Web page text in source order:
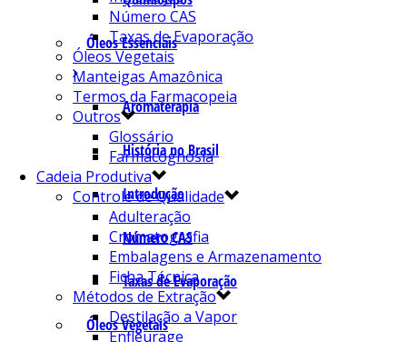
Óleos Essenciais
Aromaterapia
História no Brasil
Introdução
Número CAS
Taxas de Evaporação
Óleos Vegetais
Número CAS
Taxas de Evaporação
Óleos Vegetais
Manteigas Amazônica
Termos da Farmacopeia
Outros
Glossário
Farmacognosia
Cadeia Produtiva
Controle de Qualidade
Adulteração
Cromatografia
Embalagens e Armazenamento
Ficha Técnica
Métodos de Extração
Destilação a Vapor
Enfleurage